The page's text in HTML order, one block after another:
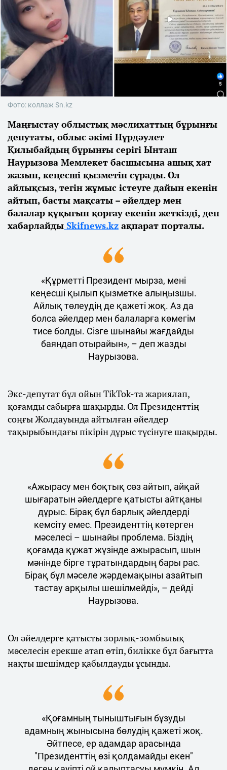
Фото: коллаж Sn.kz
Маңғыстау облыстық мәслихаттың бұрынғы
депутаты, облыс әкімі Нұрдәулет
Қилыбайдың бұрынғы серігі Ынташ
Наурызова Мемлекет басшысына ашық хат
жазып, кеңесші қызметін сұрады. Ол
айлықсыз, тегін жұмыс істеуге дайын екенін
айтып, басты мақсаты – әйелдер мен
балалар құқығын қорғау екенін жеткізді, деп
хабарлайды Skifnews.kz ақпарат порталы.
«Құрметті Президент мырза, мені
кеңесші қылып қызметке алыңызшы.
Айлық төлеудің де қажеті жоқ. Аз да
болса әйелдер мен балаларға көмегім
тисе болды. Сізге шынайы жағдайды
баяндап отырайын», – деп жазды
Наурызова.
Экс-депутат бұл ойын TikTok-та жариялап,
қоғамды сабырға шақырды. Ол Президенттің
соңғы Жолдауында айтылған әйелдер
тақырыбындағы пікірін дұрыс түсінуге шақырды.
«Ажырасу мен боқтық сөз айтып, айқай
шығаратын әйелдерге қатысты айтқаны
дұрыс. Бірақ бұл барлық әйелдерді
кемсіту емес. Президенттің көтерген
мәселесі – шынайы проблема. Біздің
қоғамда құжат жүзінде ажырасып, шын
мәнінде бірге тұратындардың бары рас.
Бірақ бұл мәселе жәрдемақыны азайтып
тастау арқылы шешілмейді», – дейді
Наурызова.
Ол әйелдерге қатысты зорлық-зомбылық
мәселесін ерекше атап өтіп, билікке бұл бағытта
нақты шешімдер қабылдауды ұсынды.
«Қоғамның тыныштығын бұзуды
адамның жынысына бөлудің қажеті жоқ.
Әйтпесе, ер адамдар арасында
"Президенттің өзі қолдамайды екен"